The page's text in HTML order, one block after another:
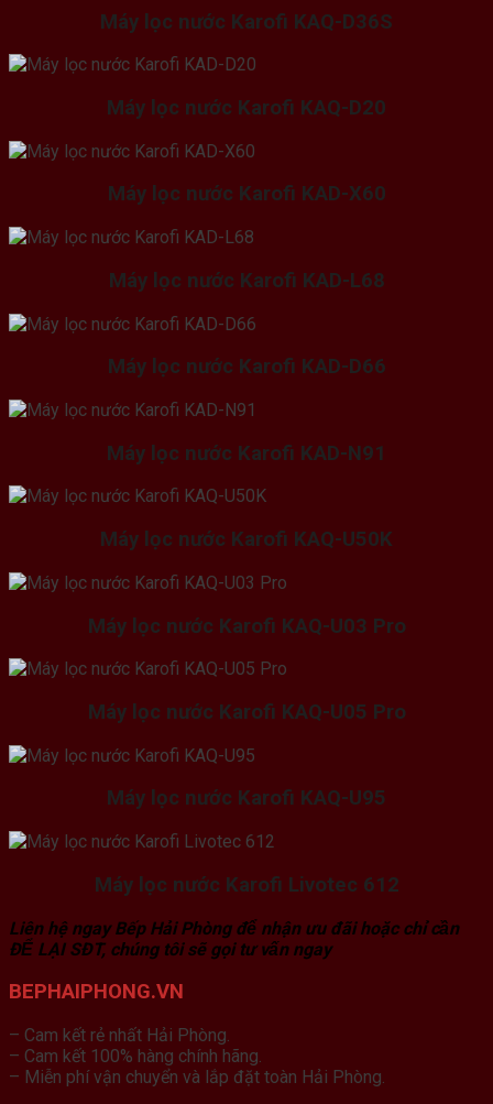
Máy lọc nước Karofi KAQ-D36S
Máy lọc nước Karofi KAQ-D20
Máy lọc nước Karofi KAD-X60
Máy lọc nước Karofi KAD-L68
Máy lọc nước Karofi KAD-D66
Máy lọc nước Karofi KAD-N91
Máy lọc nước Karofi KAQ-U50K
Máy lọc nước Karofi KAQ-U03 Pro
Máy lọc nước Karofi KAQ-U05 Pro
Máy lọc nước Karofi KAQ-U95
Máy lọc nước Karofi Livotec 612
Liên hệ ngay Bếp Hải Phòng để nhận ưu đãi hoặc chỉ cần
ĐỂ LẠI SĐT, chúng tôi sẽ gọi tư vấn ngay
BEPHAIPHONG.VN
– Cam kết rẻ nhất Hải Phòng.
– Cam kết 100% hàng chính hãng.
– Miễn phí vận chuyển và lắp đặt toàn Hải Phòng.